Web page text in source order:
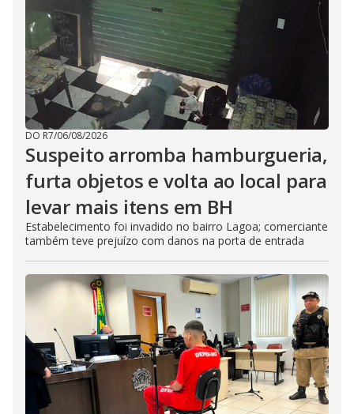
DO R7/06/08/2026
Suspeito arromba hamburgueria,
furta objetos e volta ao local para
levar mais itens em BH
Estabelecimento foi invadido no bairro Lagoa; comerciante
também teve prejuízo com danos na porta de entrada